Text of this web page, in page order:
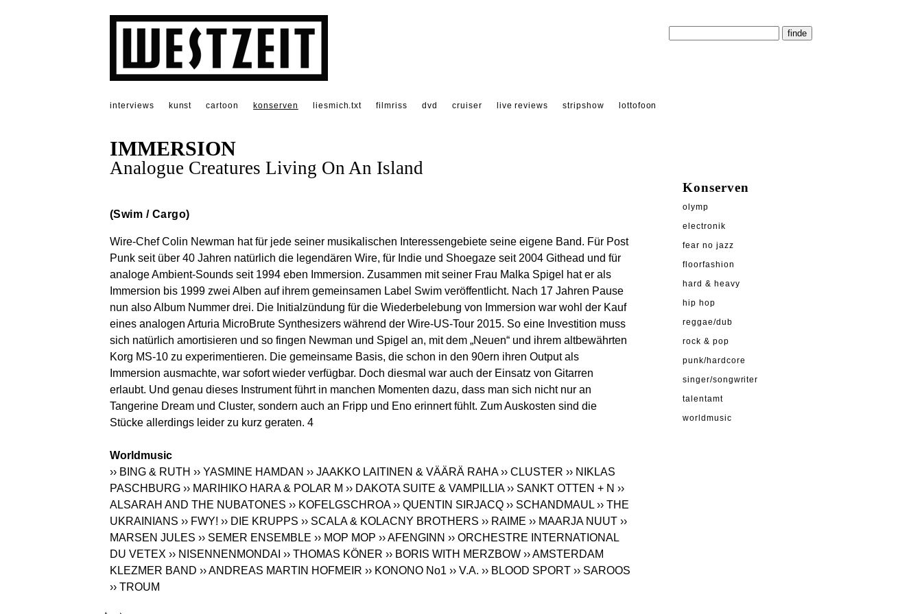
interviews kunst cartoon konserven liesmich.txt filmriss dvd cruiser live reviews stripshow lottofoon
IMMERSION
Analogue Creatures Living On An Island
(Swim / Cargo)
Wire-Chef Colin Newman hat für jede seiner musikalischen Interessengebiete seine eigene Band. Für Post
Punk seit über 40 Jahren natürlich die legendären Wire, für Indie und Shoegaze seit 2004 Githead und für
analoge Ambient-Sounds seit 1994 eben Immersion. Zusammen mit seiner Frau Malka Spigel hat er als
Immersion bis 1999 zwei Alben auf ihrem gemeinsamen Label Swim veröffentlicht. Nach 17 Jahren Pause
nun also Album Nummer drei. Die Initialzündung für die Wiederbelebung von Immersion war wohl der Kauf
eines analogen Arturia MicroBrute Synthesizers während der Wire-US-Tour 2015. So eine Investition muss
sich natürlich amortisieren und so fingen Newman und Spigel an, mit dem „Neuen“ und ihrem altbewährten
Korg MS-10 zu experimentieren. Die gemeinsame Basis, die schon in den 90ern ihren Output als
Immersion ausmachte, war sofort wieder verfügbar. Doch diesmal war auch der Einsatz von Gitarren
erlaubt. Und genau dieses Instrument führt in manchen Momenten dazu, dass man sich nicht nur an
Tangerine Dream und Cluster, sondern auch an Fripp und Eno erinnert fühlt. Zum Auskosten sind die
Stücke allerdings leider zu kurz geraten. 4
Worldmusic
›› BING & RUTH ›› YASMINE HAMDAN ›› JAAKKO LAITINEN & VÄÄRÄ RAHA ›› CLUSTER ›› NIKLAS
PASCHBURG ›› MARIHIKO HARA & POLAR M ›› DAKOTA SUITE & VAMPILLIA ›› SANKT OTTEN + N ››
ALSARAH AND THE NUBATONES ›› KOFELGSCHROA ›› QUENTIN SIRJACQ ›› SCHANDMAUL ›› THE
UKRAINIANS ›› FWY! ›› DIE KRUPPS ›› SCALA & KOLACNY BROTHERS ›› RAIME ›› MAARJA NUUT ››
MARSEN JULES ›› SEMER ENSEMBLE ›› MOP MOP ›› AFENGINN ›› ORCHESTRE INTERNATIONAL
DU VETEX ›› NISENNENMONDAI ›› THOMAS KÖNER ›› BORIS WITH MERZBOW ›› AMSTERDAM
KLEZMER BAND ›› ANDREAS MARTIN HOFMEIR ›› KONONO No1 ›› V.A. ›› BLOOD SPORT ›› SAROOS
›› TROUM
Konserven
olymp
electronik
fear no jazz
floorfashion
hard & heavy
hip hop
reggae/dub
rock & pop
punk/hardcore
singer/songwriter
talentamt
worldmusic